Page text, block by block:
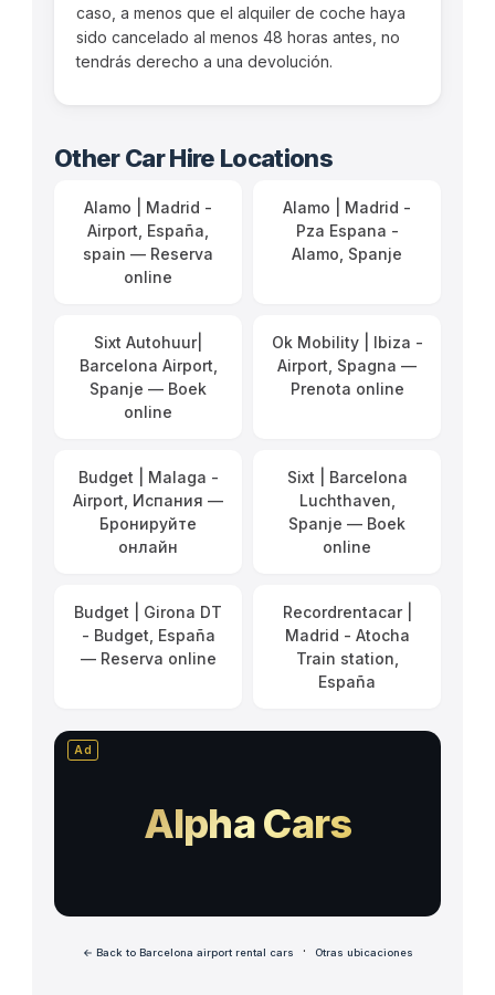
caso, a menos que el alquiler de coche haya
sido cancelado al menos 48 horas antes, no
tendrás derecho a una devolución.
Other Car Hire Locations
Alamo | Madrid -
Airport, España,
spain — Reserva
online
Alamo | Madrid -
Pza Espana -
Alamo, Spanje
Sixt Autohuur|
Barcelona Airport,
Spanje — Boek
online
Ok Mobility | Ibiza -
Airport, Spagna —
Prenota online
Budget | Malaga -
Airport, Испания —
Бронируйте
онлайн
Sixt | Barcelona
Luchthaven,
Spanje — Boek
online
Budget | Girona DT
- Budget, España
— Reserva online
Recordrentacar |
Madrid - Atocha
Train station,
España
Ad
Alpha Cars
← Back to Barcelona airport rental cars · Otras ubicaciones